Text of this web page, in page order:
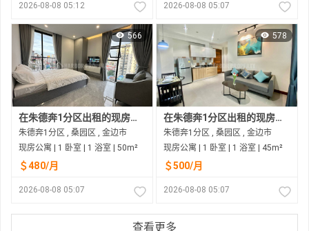
2026-08-08 05:12 2026-08-08 05:07
566
在朱德奔1分区出租的现房公寓
朱德奔1分区 , 桑园区 , 金边市
现房公寓 | 1 卧室 | 1 浴室 | 50m²
＄480/月
2026-08-08 05:07
578
在朱德奔1分区出租的现房公寓
朱德奔1分区 , 桑园区 , 金边市
现房公寓 | 1 卧室 | 1 浴室 | 45m²
＄500/月
2026-08-08 05:07
查看更多